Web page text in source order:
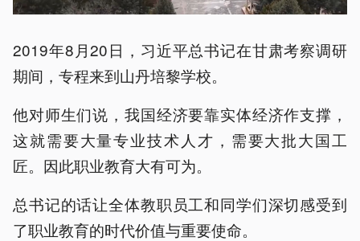
2019年8月20日，习近平总书记在甘肃考察调研
期间，专程来到山丹培黎学校。
他对师生们说，我国经济要靠实体经济作支撑，
这就需要大量专业技术人才，需要大批大国工
匠。因此职业教育大有可为。
总书记的话让全体教职员工和同学们深切感受到
了职业教育的时代价值与重要使命。